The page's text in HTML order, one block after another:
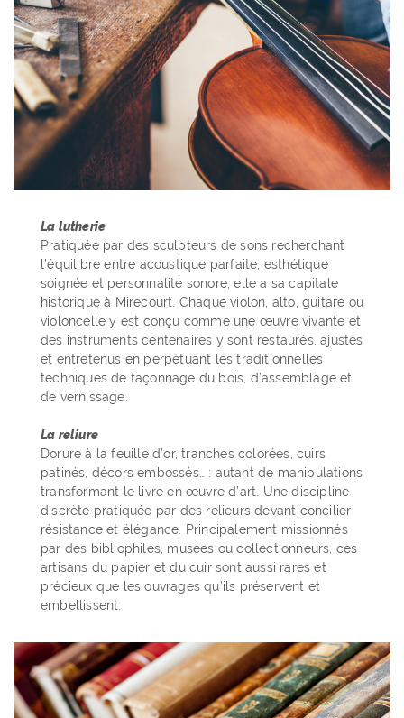
La lutherie
Pratiquée par des sculpteurs de sons recherchant
l’équilibre entre acoustique parfaite, esthétique
soignée et personnalité sonore, elle a sa capitale
historique à Mirecourt. Chaque violon, alto, guitare ou
violoncelle y est conçu comme une œuvre vivante et
des instruments centenaires y sont restaurés, ajustés
et entretenus en perpétuant les traditionnelles
techniques de façonnage du bois, d’assemblage et
de vernissage.
La reliure
Dorure à la feuille d’or, tranches colorées, cuirs
patinés, décors embossés… : autant de manipulations
transformant le livre en œuvre d’art. Une discipline
discrète pratiquée par des relieurs devant concilier
résistance et élégance. Principalement missionnés
par des bibliophiles, musées ou collectionneurs, ces
artisans du papier et du cuir sont aussi rares et
précieux que les ouvrages qu’ils préservent et
embellissent.